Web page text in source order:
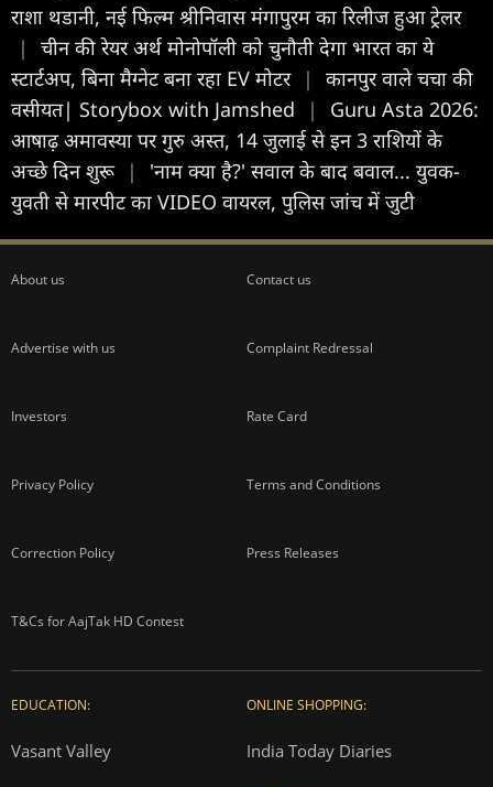
राशा थडानी, नई फिल्म श्रीनिवास मंगापुरम का रिलीज हुआ ट्रेलर
|
चीन की रेयर अर्थ मोनोपॉली को चुनौती देगा भारत का ये
स्टार्टअप, बिना मैग्नेट बना रहा EV मोटर |
कानपुर वाले चचा की
वसीयत| Storybox with Jamshed
|
Guru Asta 2026:
आषाढ़ अमावस्या पर गुरु अस्त, 14 जुलाई से इन 3 राशियों के
अच्छे दिन शुरू |
'नाम क्या है?' सवाल के बाद बवाल... युवक-
युवती से मारपीट का VIDEO वायरल, पुलिस जांच में जुटी
About us Contact us
Advertise with us Complaint Redressal
Investors Rate Card
Privacy Policy Terms and Conditions
Correction Policy Press Releases
T&Cs for AajTak HD Contest
EDUCATION:
Vasant Valley
ONLINE SHOPPING:
India Today Diaries